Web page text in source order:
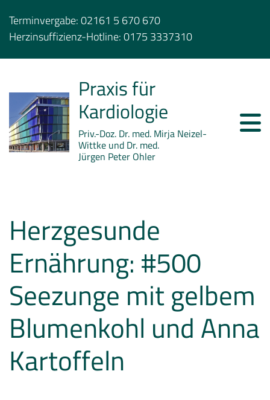
Terminvergabe:02161 5 670 670
Herzinsuffizienz-Hotline:0175 3337310
Praxis für
Kardiologie
Priv.-Doz. Dr. med. Mirja Neizel-
Wittke und Dr. med.
Jürgen Peter Ohler
Herzgesunde
Ernährung: #500
Seezunge mit gelbem
Blumenkohl und Anna
Kartoffeln